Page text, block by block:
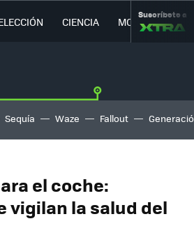
CIENCIA MOVILIDAD
Suscríbete a
Sequía Waze Fallout
el coche:
vigilan la salud del